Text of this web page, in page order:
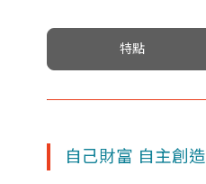
特點
自己財富 自主創造